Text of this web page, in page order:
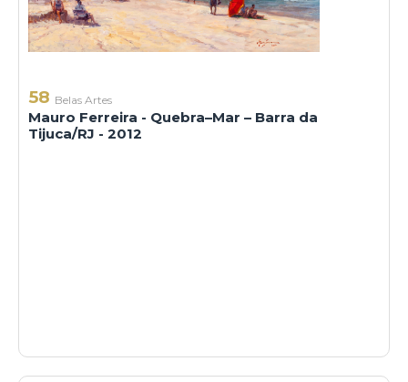
58 Belas Artes
Mauro Ferreira - Quebra–Mar – Barra da
Tijuca/RJ - 2012